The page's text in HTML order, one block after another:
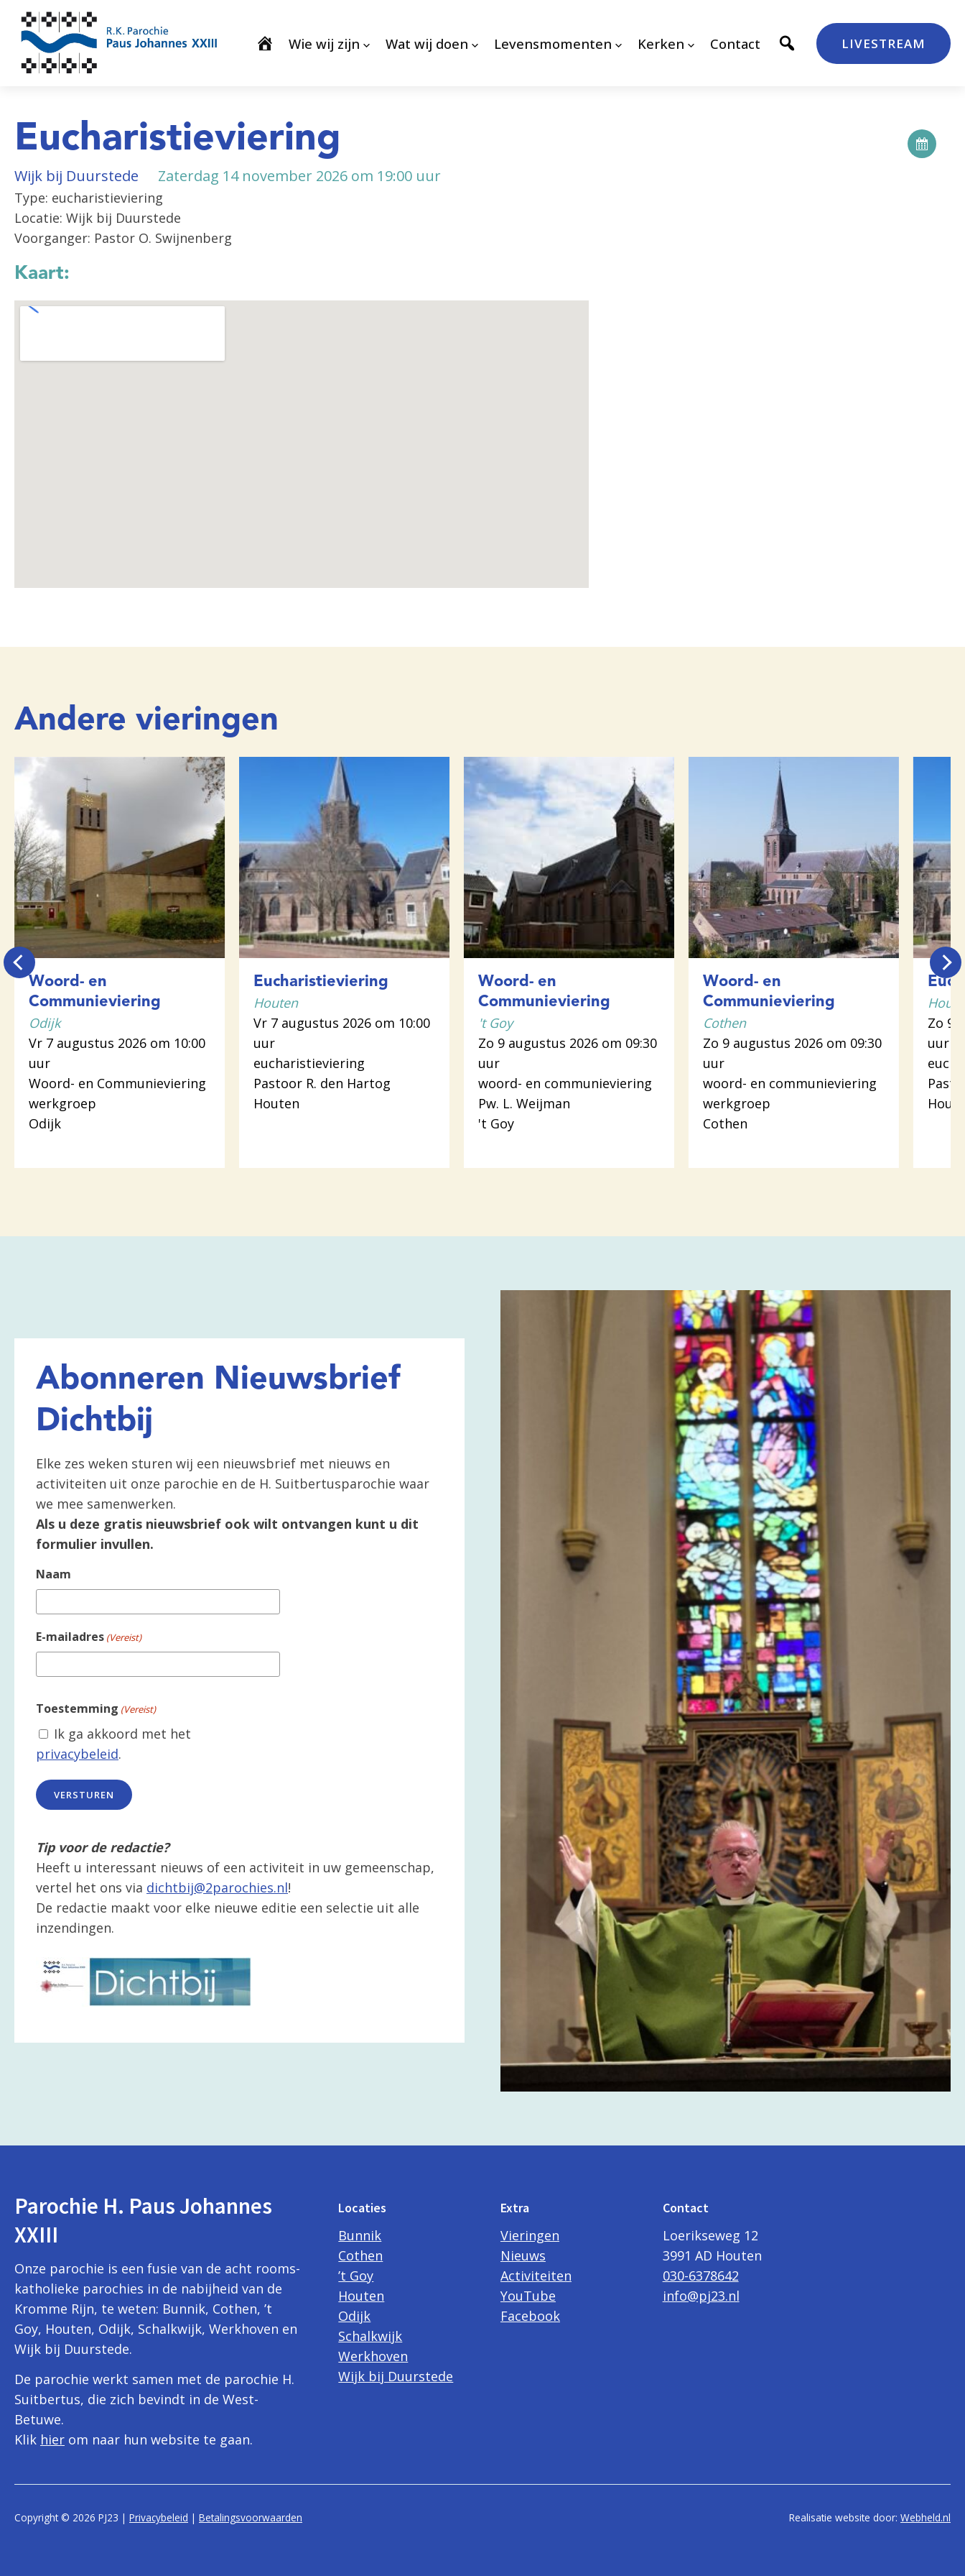
Wie wij zijn Wat wij doen Levensmomenten Kerken Contact LIVESTREAM
Eucharistieviering
Wijk bij Duurstede Zaterdag 14 november 2026 om 19:00 uur
Type: eucharistieviering
Locatie: Wijk bij Duurstede
Voorganger: Pastor O. Swijnenberg
Kaart:
Andere vieringen
Woord- en
Communieviering
Odijk
Vr 7 augustus 2026 om 10:00
uur
Woord- en Communieviering
werkgroep
Odijk
Eucharistieviering
Houten
Vr 7 augustus 2026 om 10:00
uur
eucharistieviering
Pastoor R. den Hartog
Houten
Woord- en
Communieviering
't Goy
Zo 9 augustus 2026 om 09:30
uur
woord- en communieviering
Pw. L. Weijman
't Goy
Woord- en
Communieviering
Cothen
Zo 9 augustus 2026 om 09:30
uur
woord- en communieviering
werkgroep
Cothen
Zo 9
uur
Abonneren Nieuwsbrief
Dichtbij
Elke zes weken sturen wij een nieuwsbrief met nieuws en
activiteiten uit onze parochie en de H. Suitbertusparochie waar
we mee samenwerken.
Als u deze gratis nieuwsbrief ook wilt ontvangen kunt u dit
formulier invullen.
Naam
E-mailadres (Vereist)
Toestemming (Vereist)
Ik ga akkoord met het
privacybeleid.
Tip voor de redactie?
Heeft u interessant nieuws of een activiteit in uw gemeenschap,
vertel het ons via dichtbij@2parochies.nl!
De redactie maakt voor elke nieuwe editie een selectie uit alle
inzendingen.
Parochie H. Paus Johannes
XXIII
Onze parochie is een fusie van de acht rooms-
katholieke parochies in de nabijheid van de
Kromme Rijn, te weten: Bunnik, Cothen, ’t
Goy, Houten, Odijk, Schalkwijk, Werkhoven en
Wijk bij Duurstede.
De parochie werkt samen met de parochie H.
Suitbertus, die zich bevindt in de West-
Betuwe.
Klik hier om naar hun website te gaan.
Locaties
Bunnik
Cothen
’t Goy
Houten
Odijk
Schalkwijk
Werkhoven
Wijk bij Duurstede
Extra
Vieringen
Nieuws
Activiteiten
YouTube
Facebook
Contact
Loerikseweg 12
3991 AD Houten
030-6378642
info@pj23.nl
Copyright © 2026 PJ23 | Privacybeleid | Betalingsvoorwaarden Realisatie website door: Webheld.nl